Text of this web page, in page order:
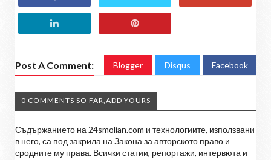
Post A Comment: Blogger Disqus Facebook
0 COMMENTS SO FAR,ADD YOURS
Съдържанието на 24smolian.com и технологиите, използвани
в него, са под закрила на Закона за авторското право и
сродните му права. Всички статии, репортажи, интервюта и